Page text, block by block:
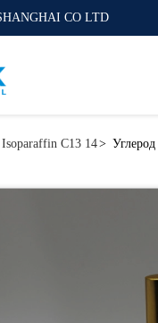
CO LTD
Isoparaffin C13 14>